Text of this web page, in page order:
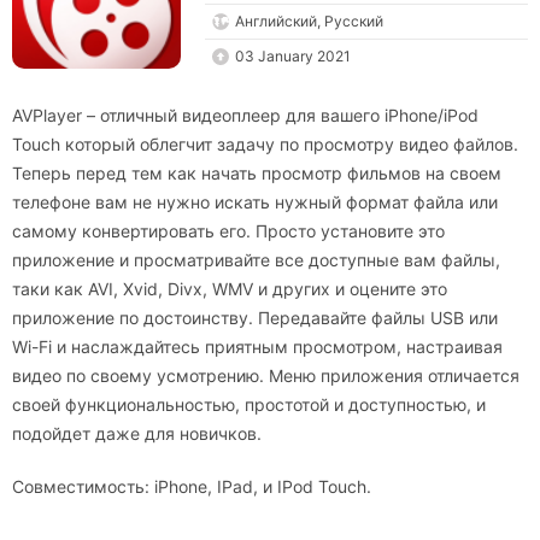
Английский, Русский
03 January 2021
AVPlayer – отличный видеоплеер для вашего iPhone/iPod
Touch который облегчит задачу по просмотру видео файлов.
Теперь перед тем как начать просмотр фильмов на своем
телефоне вам не нужно искать нужный формат файла или
самому конвертировать его. Просто установите это
приложение и просматривайте все доступные вам файлы,
таки как AVI, Xvid, Divx, WMV и других и оцените это
приложение по достоинству. Передавайте файлы USB или
Wi-Fi и наслаждайтесь приятным просмотром, настраивая
видео по своему усмотрению. Меню приложения отличается
своей функциональностью, простотой и доступностью, и
подойдет даже для новичков.
Совместимость: iPhone, IPad, и IPod Touch.